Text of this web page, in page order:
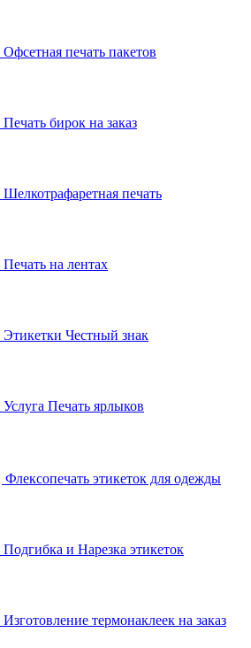
Офсетная печать пакетов
Печать бирок на заказ
Шелкотрафаретная печать
Печать на лентах
Этикетки Честный знак
Услуга Печать ярлыков
Флексопечать этикеток для одежды
Подгибка и Нарезка этикеток
Изготовление термонаклеек на заказ